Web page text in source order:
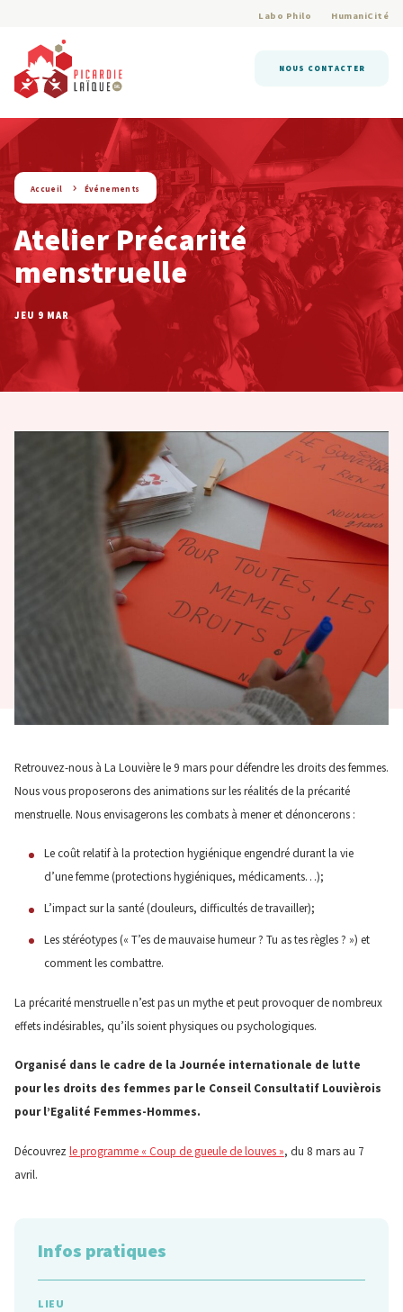
Labo Philo HumaniCité
NOUS CONTACTER
string(9) « evenement »
Accueil Événements
Atelier Précarité
menstruelle
JEU 9 MAR
Retrouvez-nous à La Louvière le 9 mars pour défendre les droits des femmes.
Nous vous proposerons des animations sur les réalités de la précarité
menstruelle. Nous envisagerons les combats à mener et dénoncerons :
Le coût relatif à la protection hygiénique engendré durant la vie
d’une femme (protections hygiéniques, médicaments…);
L’impact sur la santé (douleurs, difficultés de travailler);
Les stéréotypes (« T’es de mauvaise humeur ? Tu as tes règles ? ») et
comment les combattre.
La précarité menstruelle n’est pas un mythe et peut provoquer de nombreux
effets indésirables, qu’ils soient physiques ou psychologiques.
Organisé dans le cadre de la Journée internationale de lutte
pour les droits des femmes par le Conseil Consultatif Louvièrois
pour l’Egalité Femmes-Hommes.
Découvrez le programme « Coup de gueule de louves », du 8 mars au 7
avril.
Infos pratiques
LIEU